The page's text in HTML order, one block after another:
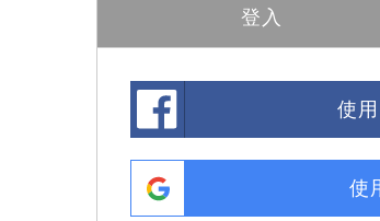
登入
使
使